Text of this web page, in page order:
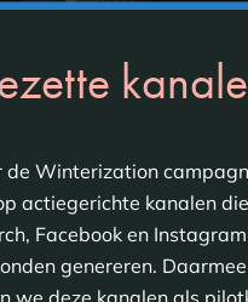
Winterization
actiegerichte kanalen
Facebook en
genereren.
deze kanalen als